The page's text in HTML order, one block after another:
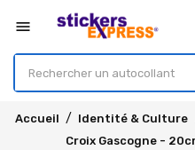
menu
Accueil Identité & Culture
Croix Gascogne -